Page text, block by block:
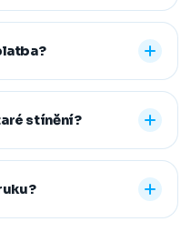
vždy se snažíme
Vysočině a v Praze. V
vzdálenější
vyplnit nezávazný
zálohu na materiál a
montáži, když je vše
platbu převodem,
stínění?
vás profesionálně
abyste neměli